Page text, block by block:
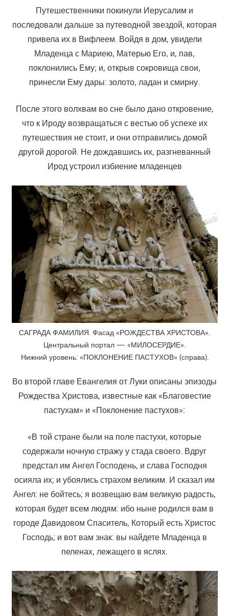
Путешественники покинули Иерусалим и
последовали дальше за путеводной звездой, которая
привела их в Вифлеем. Войдя в дом, увидели
Младенца с Мариею, Матерью Его, и, пав,
поклонились Ему; и, открыв сокровища свои,
принесли Ему дары: золото, ладан и смирну.
После этого волхвам во сне было дано откровение,
что к Ироду возвращаться с вестью об успехе их
путешествия не стоит, и они отправились домой
другой дорогой. Не дождавшись их, разгневанный
Ирод устроил избиение младенцев
САГРАДА ФАМИЛИЯ. Фасад «РОЖДЕСТВА ХРИСТОВА».
Центральный портал — «МИЛОСЕРДИЕ».
Нижний уровень: «ПОКЛОНЕНИЕ ПАСТУХОВ» (справа).
Во второй главе Евангелия от Луки описаны эпизоды
Рождества Христова, известные как «Благовестие
пастухам» и «Поклонение пастухов»:
«В той стране были на поле пастухи, которые
содержали ночную стражу у стада своего. Вдруг
предстал им Ангел Господень, и слава Господня
осияла их; и убоялись страхом великим. И сказал им
Ангел: не бойтесь; я возвещаю вам великую радость,
которая будет всем людям: ибо ныне родился вам в
городе Давидовом Спаситель, Который есть Христос
Господь; и вот вам знак: вы найдете Младенца в
пеленах, лежащего в яслях.